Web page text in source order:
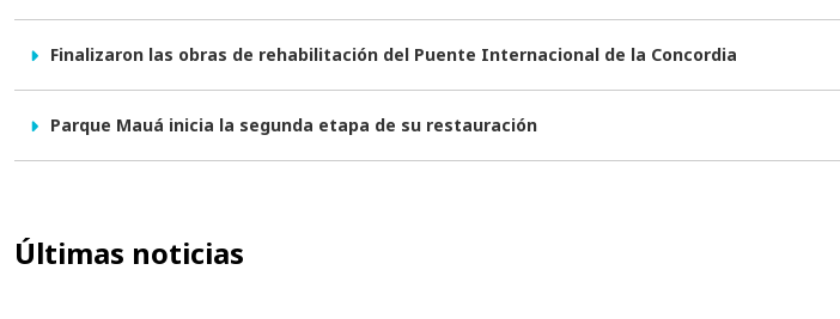
Finalizaron las obras de rehabilitación del Puente Internacional de la Concordia
Parque Mauá inicia la segunda etapa de su restauración
Últimas noticias